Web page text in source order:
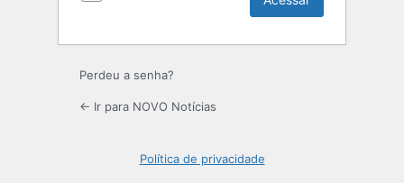
Perdeu a senha?
← Ir para NOVO Notícias
Política de privacidade